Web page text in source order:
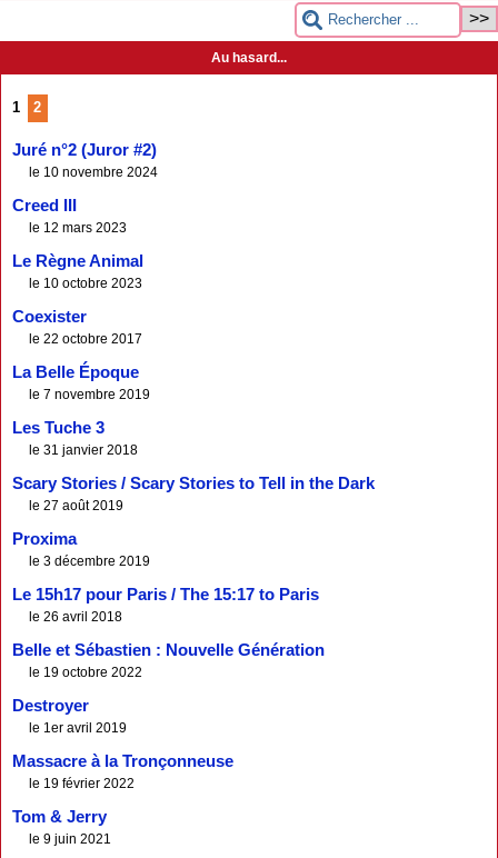
Au hasard...
1 2
Juré n°2 (Juror #2)
le 10 novembre 2024
Creed III
le 12 mars 2023
Le Règne Animal
le 10 octobre 2023
Coexister
le 22 octobre 2017
La Belle Époque
le 7 novembre 2019
Les Tuche 3
le 31 janvier 2018
Scary Stories / Scary Stories to Tell in the Dark
le 27 août 2019
Proxima
le 3 décembre 2019
Le 15h17 pour Paris / The 15:17 to Paris
le 26 avril 2018
Belle et Sébastien : Nouvelle Génération
le 19 octobre 2022
Destroyer
le 1er avril 2019
Massacre à la Tronçonneuse
le 19 février 2022
Tom & Jerry
le 9 juin 2021